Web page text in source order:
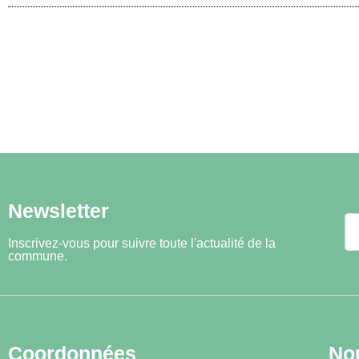
Newsletter
Inscrivez-vous pour suivre toute l'actualité de la
commune.
Coordonnées